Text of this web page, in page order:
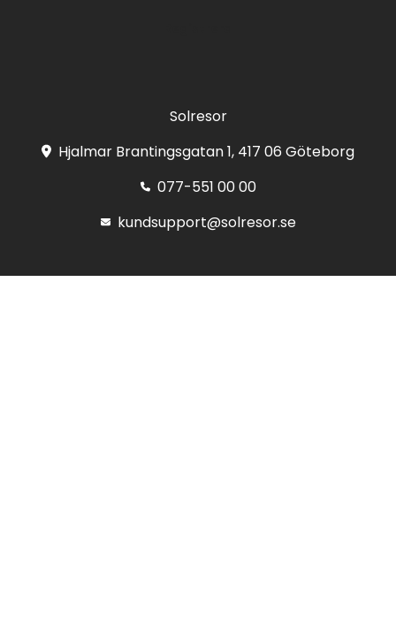
Solresor
Hjalmar Brantingsgatan 1, 417 06 Göteborg
077-551 00 00
kundsupport@solresor.se